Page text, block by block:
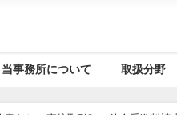
当事務所について 取扱分野